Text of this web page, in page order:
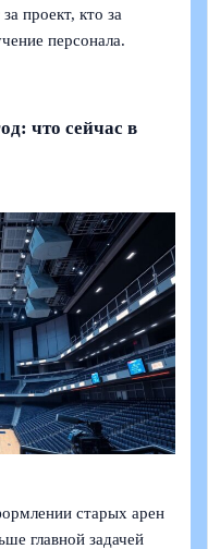
проект, кто за
персонала.
что сейчас в
старых арен
главной задачей